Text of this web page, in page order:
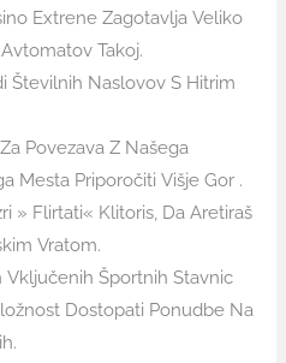
Extrene Zagotavlja Veliko
Takoj.
Številnih Naslovov S Hitrim
Povezava Z Našega
Mesta Priporočiti Višje Gor .
» Flirtati« Klitoris, Da Aretiraš
Vratom.
Vključenih Športnih Stavnic
Dostopati Ponudbe Na